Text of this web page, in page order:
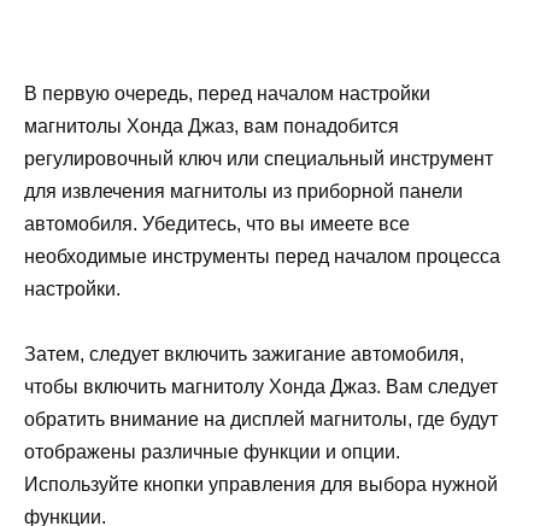
В первую очередь, перед началом настройки
магнитолы Хонда Джаз, вам понадобится
регулировочный ключ или специальный инструмент
для извлечения магнитолы из приборной панели
автомобиля. Убедитесь, что вы имеете все
необходимые инструменты перед началом процесса
настройки.
Затем, следует включить зажигание автомобиля,
чтобы включить магнитолу Хонда Джаз. Вам следует
обратить внимание на дисплей магнитолы, где будут
отображены различные функции и опции.
Используйте кнопки управления для выбора нужной
функции.